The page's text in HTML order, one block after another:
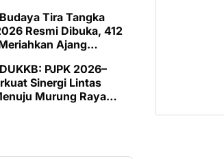
Tira Tangka
Resmi Dibuka, 412
Ajang
PJPK 2026–
Sinergi Lintas
Murung Raya